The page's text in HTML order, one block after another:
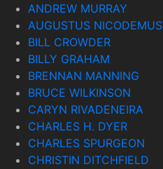
ANDREW MURRAY
AUGUSTUS NICODEMUS
BILL CROWDER
BILLY GRAHAM
BRENNAN MANNING
BRUCE WILKINSON
CARYN RIVADENEIRA
CHARLES H. DYER
CHARLES SPURGEON
CHRISTIN DITCHFIELD